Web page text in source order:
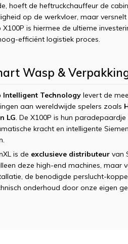
hoeft de heftruckchauffeur de
op de werkvloer, maar
is hiermee de ultieme
efficiënt logistiek proces.
Wasp &
Intelligent Technology levert de
aan wereldwijde spelers zoals
LG. De X100P is hun paradepaardje
kracht en intelligente
is de exclusieve distributeur van
deze high-end machines, maar
de benodigde perslucht-
onderhoud door onze eigen